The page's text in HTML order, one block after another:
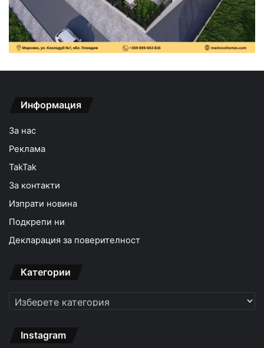
Информация
За нас
Реклама
TakTak
За контакти
Изпрати новина
Подкрепи ни
Декларация за поверителност
Категории
Категории
Instagram